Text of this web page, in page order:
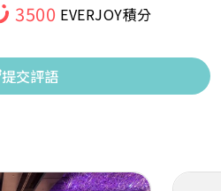
3500 EVERJOY積分
提交評語